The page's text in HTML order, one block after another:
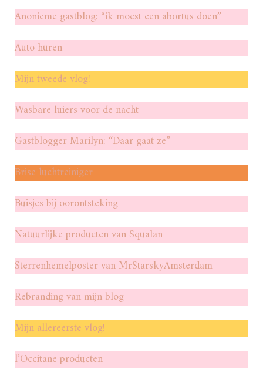
Anonieme gastblog: “ik moest een abortus doen”
Auto huren
Mijn tweede vlog!
Wasbare luiers voor de nacht
Gastblogger Marilyn: “Daar gaat ze”
Brise luchtreiniger
Buisjes bij oorontsteking
Natuurlijke producten van Squalan
Sterrenhemelposter van MrStarskyAmsterdam
Rebranding van mijn blog
Mijn allereerste vlog!
l’Occitane producten